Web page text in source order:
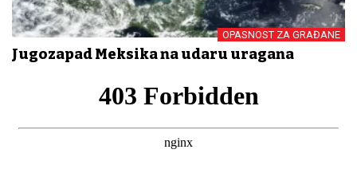
OPASNOST ZA GRAĐANE
Jugozapad Meksika na udaru uragana